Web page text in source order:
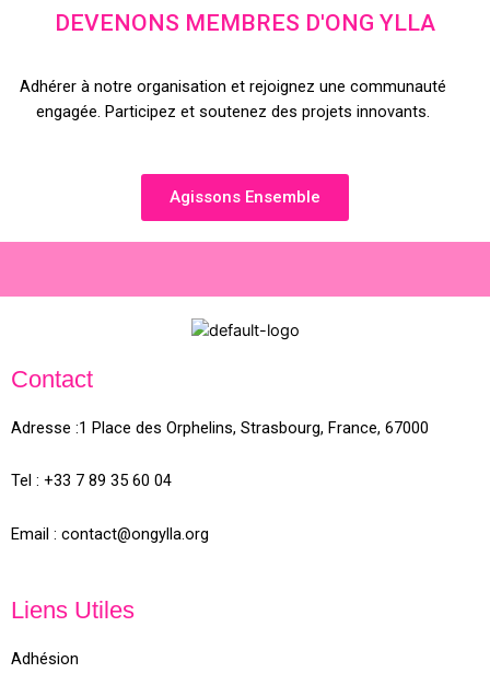
DEVENONS MEMBRES D'ONG YLLA
Adhérer à notre organisation et rejoignez une communauté
engagée. Participez et soutenez des projets innovants.
Agissons Ensemble
Contact
Adresse :1 Place des Orphelins, Strasbourg, France, 67000
Tel : +33 7 89 35 60 04
Email : contact@ongylla.org
Liens Utiles
Adhésion